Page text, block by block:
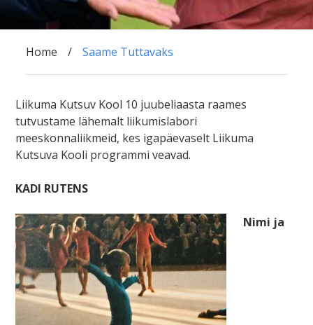
Home Saame Tuttavaks
Liikuma Kutsuv Kool 10 juubeliaasta raames
tutvustame lähemalt liikumislabori
meeskonnaliikmeid, kes igapäevaselt Liikuma
Kutsuva Kooli programmi veavad.
KADI RUTENS
Nimi ja